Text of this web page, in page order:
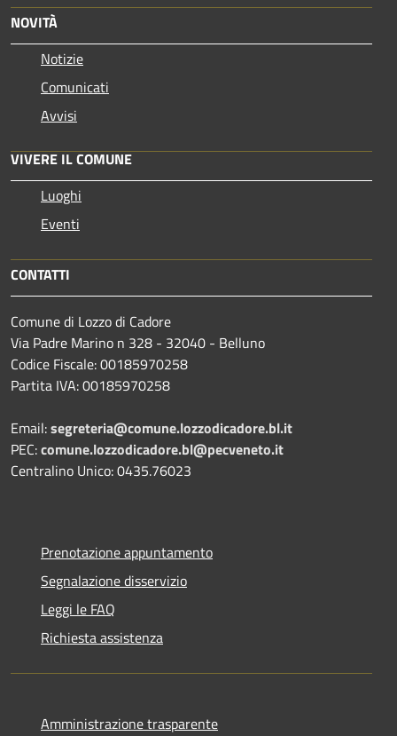
NOVITÀ
Notizie
Comunicati
Avvisi
VIVERE IL COMUNE
Luoghi
Eventi
CONTATTI
Comune di Lozzo di Cadore
Via Padre Marino n 328 - 32040 - Belluno
Codice Fiscale: 00185970258
Partita IVA: 00185970258
Email:segreteria@comune.lozzodicadore.bl.it
PEC:comune.lozzodicadore.bl@pecveneto.it
Centralino Unico: 0435.76023
Prenotazione appuntamento
Segnalazione disservizio
Leggi le FAQ
Richiesta assistenza
Amministrazione trasparente